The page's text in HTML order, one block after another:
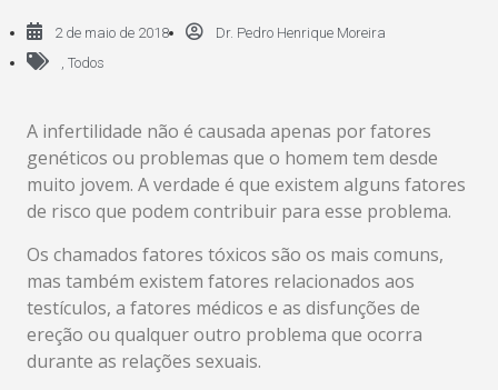
2 de maio de 2018
Dr. Pedro Henrique Moreira
, Todos
A infertilidade não é causada apenas por fatores
genéticos ou problemas que o homem tem desde
muito jovem. A verdade é que existem alguns fatores
de risco que podem contribuir para esse problema.
Os chamados fatores tóxicos são os mais comuns,
mas também existem fatores relacionados aos
testículos, a fatores médicos e as disfunções de
ereção ou qualquer outro problema que ocorra
durante as relações sexuais.